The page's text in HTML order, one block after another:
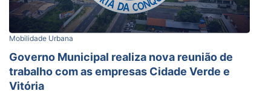
Mobilidade Urbana
Governo Municipal realiza nova reunião de
trabalho com as empresas Cidade Verde e
Vitória